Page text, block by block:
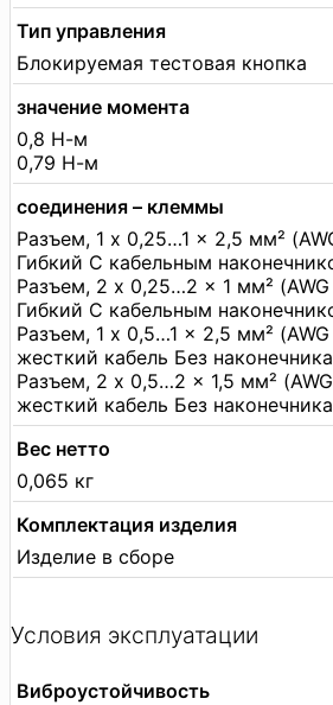
Тип управления
Блокируемая тестовая кнопка
значение момента
0,8 Н-м
0,79 Н-м
соединения – клеммы
Разъем, 1 x 0,25…1 x 2,5 мм²
Гибкий С кабельным
Разъем, 2 x 0,25…2 x 1 мм² (AWG
Гибкий С кабельным
Разъем, 1 x 0,5…1 x 2,5 мм²
жесткий кабель Без наконечника
Разъем, 2 x 0,5…2 x 1,5 мм²
жесткий кабель Без наконечника
Вес нетто
0,065 кг
Комплектация изделия
Изделие в сборе
Условия эксплуатации
Виброустойчивость